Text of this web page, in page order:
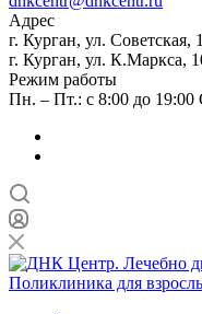
Адрес
г. Курган, ул. Советская,
г. Курган, ул. К.Маркса,
Режим работы
Пн. – Пт.: с 8:00 до 19:00